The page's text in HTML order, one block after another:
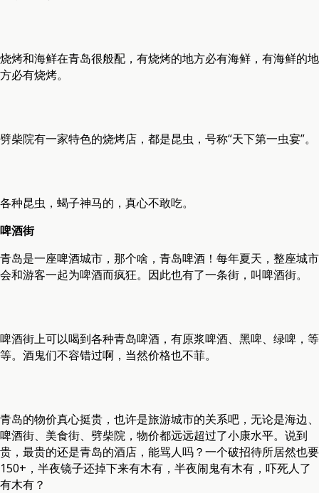
烧烤和海鲜在青岛很般配，有烧烤的地方必有海鲜，有海鲜的地
方必有烧烤。
劈柴院有一家特色的烧烤店，都是昆虫，号称“天下第一虫宴”。
各种昆虫，蝎子神马的，真心不敢吃。
啤酒街
青岛是一座啤酒城市，那个啥，青岛啤酒！每年夏天，整座城市
会和游客一起为啤酒而疯狂。因此也有了一条街，叫啤酒街。
啤酒街上可以喝到各种青岛啤酒，有原浆啤酒、黑啤、绿啤，等
等。酒鬼们不容错过啊，当然价格也不菲。
青岛的物价真心挺贵，也许是旅游城市的关系吧，无论是海边、
啤酒街、美食街、劈柴院，物价都远远超过了小康水平。说到
贵，最贵的还是青岛的酒店，能骂人吗？一个破招待所居然也要
150+，半夜镜子还掉下来有木有，半夜闹鬼有木有，吓死人了
有木有？